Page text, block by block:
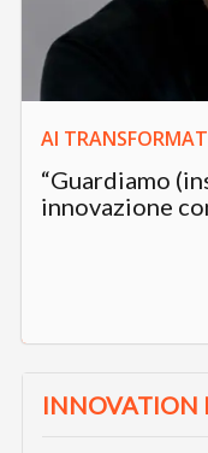
AI
“Guardiamo
innovazione
INNOVATION